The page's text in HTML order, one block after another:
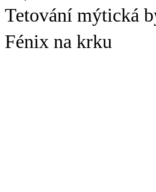
Tetování mýtická
Fénix na krku